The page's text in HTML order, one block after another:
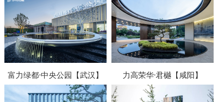
富力绿都·中央公园【武汉】 力高荣华·君樾【咸阳】